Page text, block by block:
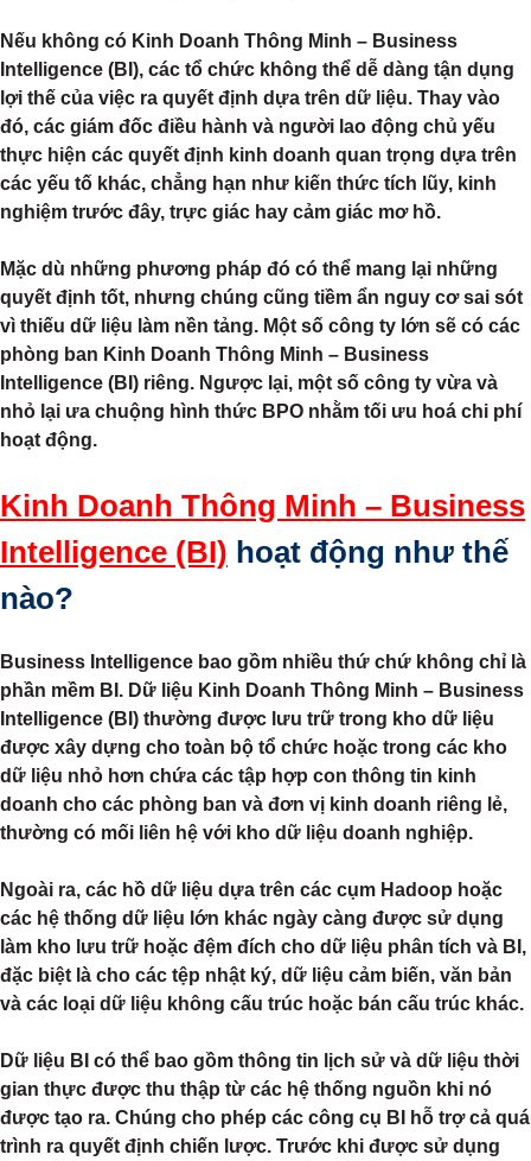
Nếu không có Kinh Doanh Thông Minh – Business
Intelligence (BI), các tổ chức không thể dễ dàng tận dụng
lợi thế của việc ra quyết định dựa trên dữ liệu. Thay vào
đó, các giám đốc điều hành và người lao động chủ yếu
thực hiện các quyết định kinh doanh quan trọng dựa trên
các yếu tố khác, chẳng hạn như kiến thức tích lũy, kinh
nghiệm trước đây, trực giác hay cảm giác mơ hồ.
Mặc dù những phương pháp đó có thể mang lại những
quyết định tốt, nhưng chúng cũng tiềm ẩn nguy cơ sai sót
vì thiếu dữ liệu làm nền tảng. Một số công ty lớn sẽ có các
phòng ban Kinh Doanh Thông Minh – Business
Intelligence (BI) riêng. Ngược lại, một số công ty vừa và
nhỏ lại ưa chuộng hình thức BPO nhằm tối ưu hoá chi phí
hoạt động.
Kinh Doanh Thông Minh – Business
Intelligence (BI) hoạt động như thế
nào?
Business Intelligence bao gồm nhiều thứ chứ không chỉ là
phần mềm BI. Dữ liệu Kinh Doanh Thông Minh – Business
Intelligence (BI) thường được lưu trữ trong kho dữ liệu
được xây dựng cho toàn bộ tổ chức hoặc trong các kho
dữ liệu nhỏ hơn chứa các tập hợp con thông tin kinh
doanh cho các phòng ban và đơn vị kinh doanh riêng lẻ,
thường có mối liên hệ với kho dữ liệu doanh nghiệp.
Ngoài ra, các hồ dữ liệu dựa trên các cụm Hadoop hoặc
các hệ thống dữ liệu lớn khác ngày càng được sử dụng
làm kho lưu trữ hoặc đệm đích cho dữ liệu phân tích và BI,
đặc biệt là cho các tệp nhật ký, dữ liệu cảm biến, văn bản
và các loại dữ liệu không cấu trúc hoặc bán cấu trúc khác.
Dữ liệu BI có thể bao gồm thông tin lịch sử và dữ liệu thời
gian thực được thu thập từ các hệ thống nguồn khi nó
được tạo ra. Chúng cho phép các công cụ BI hỗ trợ cả quá
trình ra quyết định chiến lược. Trước khi được sử dụng